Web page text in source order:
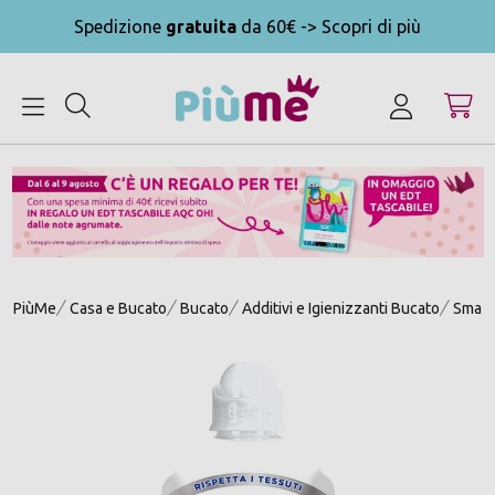
Spedizione gratuita da 60€ -> Scopri di più
PiùMe Casa e Bucato Bucato Additivi e Igienizzanti Bucato